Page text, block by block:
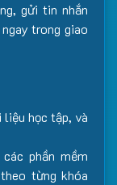
gửi tin nhắn
trong giao
học tập, và
phần mềm
từng khóa